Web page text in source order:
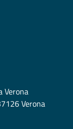
Verona
Verona